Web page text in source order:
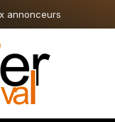
annonceurs